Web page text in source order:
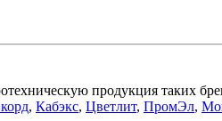
продукция таких
, Кабэкс, Цветлит, ПромЭл,